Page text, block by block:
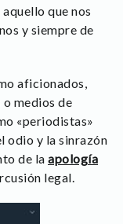
que nos
y siempre de
aficionados,
medios de
«periodistas»
odio y la sinrazón
de la apología
legal.